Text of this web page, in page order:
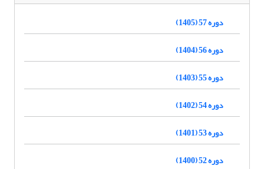
دوره 57 (1405)
دوره 56 (1404)
دوره 55 (1403)
دوره 54 (1402)
دوره 53 (1401)
دوره 52 (1400)